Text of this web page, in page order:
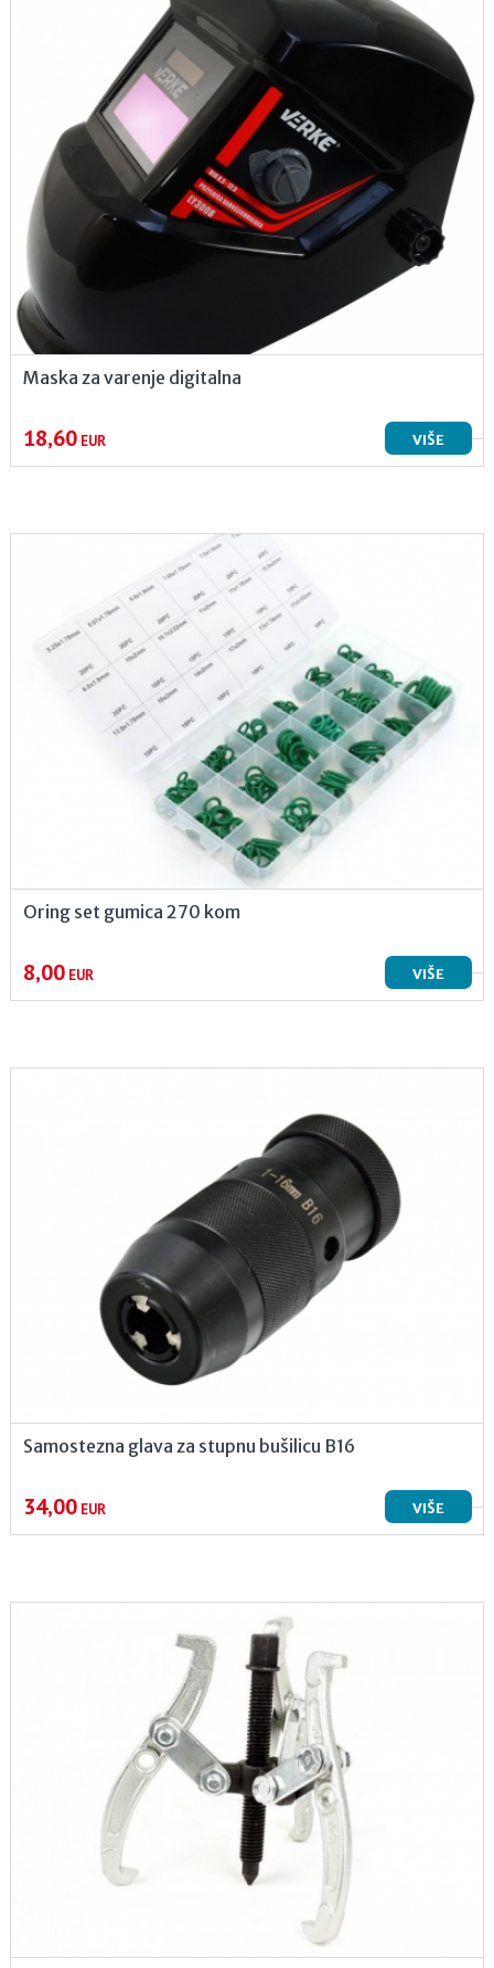
Maska za varenje digitalna
18,60EUR VIŠE
Oring set gumica 270 kom
8,00EUR VIŠE
Samostezna glava za stupnu bušilicu B16
34,00EUR VIŠE